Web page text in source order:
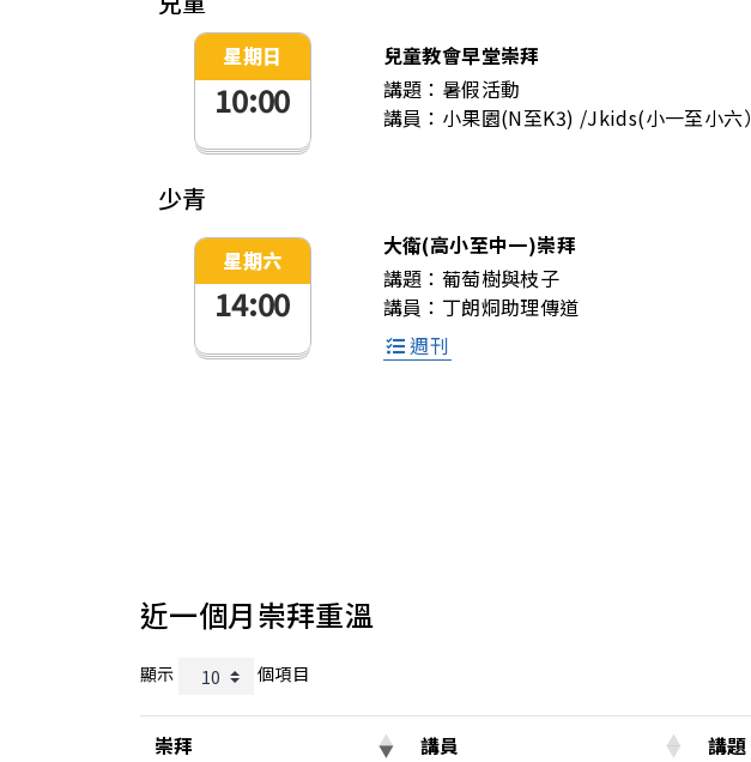
星期日
10:00
兒童教會早堂崇拜
講題： 暑假活動
講員： 小果園(N至K3) /Jkids(小一至小六）
少青
星期六
14:00
大衛(高小至中一)崇拜
講題： 葡萄樹與枝子
講員： 丁朗烔助理傳道
週刊
近一個月崇拜重溫
顯示 個項目
崇拜 講員 講題